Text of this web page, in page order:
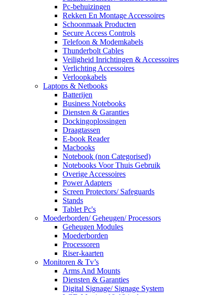
Pc-behuizingen
Rekken En Montage Accessoires
Schoonmaak Producten
Secure Access Controls
Telefoon & Modemkabels
Thunderbolt Cables
Veiligheid Inrichtingen & Accessoires
Verlichting Accessoires
Verloopkabels
Laptops & Netbooks
Batterijen
Business Notebooks
Diensten & Garanties
Dockingoplossingen
Draagtassen
E-book Reader
Macbooks
Notebook (non Categorised)
Notebooks Voor Thuis Gebruik
Overige Accessoires
Power Adapters
Screen Protectors/ Safeguards
Stands
Tablet Pc's
Moederborden/ Geheugen/ Processors
Geheugen Modules
Moederborden
Processoren
Riser-kaarten
Monitoren & Tv’s
Arms And Mounts
Diensten & Garanties
Digital Signage/ Signage System